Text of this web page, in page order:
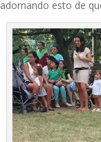
adornando esto de